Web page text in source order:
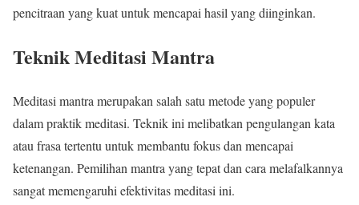
pencitraan yang kuat untuk mencapai hasil yang diinginkan.
Teknik Meditasi Mantra
Meditasi mantra merupakan salah satu metode yang populer
dalam praktik meditasi. Teknik ini melibatkan pengulangan kata
atau frasa tertentu untuk membantu fokus dan mencapai
ketenangan. Pemilihan mantra yang tepat dan cara melafalkannya
sangat memengaruhi efektivitas meditasi ini.